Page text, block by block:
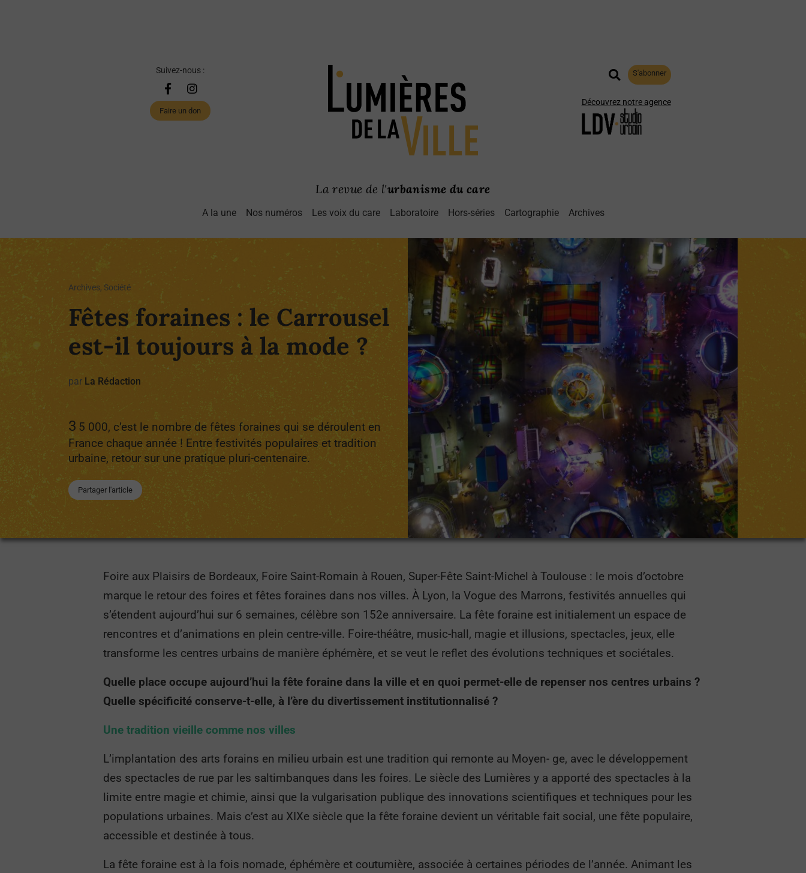
Suivez-nous :
Faire un don
S'abonner
Découvrez notre agence
La revue de l'urbanisme du care
A la une Nos numéros Les voix du care Laboratoire Hors-séries Cartographie Archives
Archives, Société
Fêtes foraines : le Carrousel
est-il toujours à la mode ?
par La Rédaction
3 5 000, c’est le nombre de fêtes foraines qui se déroulent en
France chaque année ! Entre festivités populaires et tradition
urbaine, retour sur une pratique pluri-centenaire.
Partager l'article
Foire aux Plaisirs de Bordeaux, Foire Saint-Romain à Rouen, Super-Fête Saint-Michel à Toulouse : le mois d’octobre
marque le retour des foires et fêtes foraines dans nos villes. À Lyon, la Vogue des Marrons, festivités annuelles qui
s’étendent aujourd’hui sur 6 semaines, célèbre son 152e anniversaire. La fête foraine est initialement un espace de
rencontres et d’animations en plein centre-ville. Foire-théâtre, music-hall, magie et illusions, spectacles, jeux, elle
transforme les centres urbains de manière éphémère, et se veut le reflet des évolutions techniques et sociétales.
Quelle place occupe aujourd’hui la fête foraine dans la ville et en quoi permet-elle de repenser nos centres urbains ?
Quelle spécificité conserve-t-elle, à l’ère du divertissement institutionnalisé ?
Une tradition vieille comme nos villes
L’implantation des arts forains en milieu urbain est une tradition qui remonte au Moyen- ge, avec le développement
des spectacles de rue par les saltimbanques dans les foires. Le siècle des Lumières y a apporté des spectacles à la
limite entre magie et chimie, ainsi que la vulgarisation publique des innovations scientifiques et techniques pour les
populations urbaines. Mais c’est au XIXe siècle que la fête foraine devient un véritable fait social, une fête populaire,
accessible et destinée à tous.
La fête foraine est à la fois nomade, éphémère et coutumière, associée à certaines périodes de l’année. Animant les